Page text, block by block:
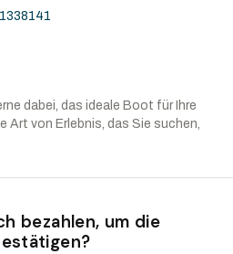
dabei, das ideale Boot für Ihre
Art von Erlebnis, das Sie suchen,
bezahlen, um die